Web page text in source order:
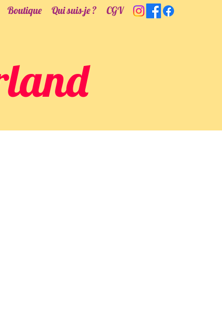
Boutique Qui suis-je ? CGV